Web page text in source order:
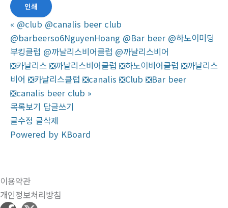
인쇄
« @club @canalis beer club
@barbeerso6NguyenHoang @Bar beer @하노이미딩
부킹클럽 @까날리스비어클럽 @까날리스비어
❎카날리스 ❎까날리스비어클럽 ❎하노이비어클럽 ❎까날리스
비어 ❎카날리스클럽 ❎canalis ❎Club ❎Bar beer
❎canalis beer club »
목록보기 답글쓰기
글수정 글삭제
Powered by KBoard
이용약관
개인정보처리방침